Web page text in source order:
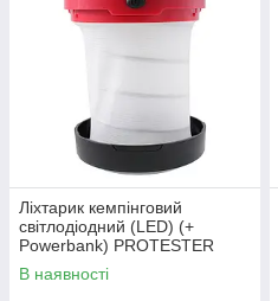
Ліхтарик кемпінговий
світлодіодний (LED) (+
Powerbank) PROTESTER
PRO-CL0310S
В наявності